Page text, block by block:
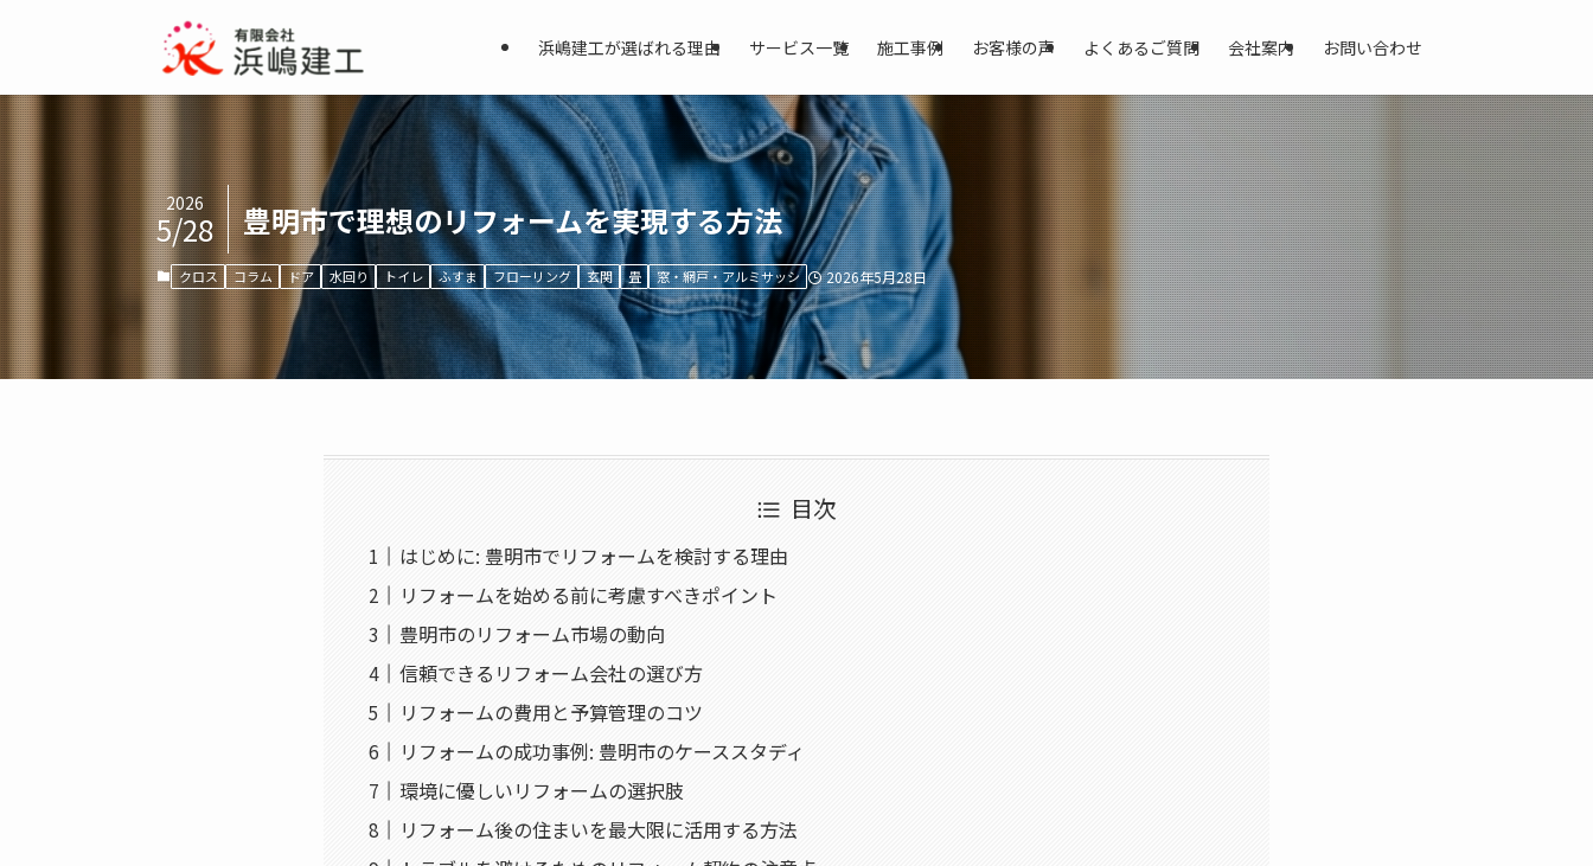
浜嶋建工が選ばれる理由 サービス一覧 施工事例 お客様の声 よくあるご質問 会社案内 お問い合わせ
豊明市で理想のリフォームを実現する方法
2026
5/28
クロス コラム ドア 水回り トイレ ふすま フローリング 玄関 畳 窓・網戸・アルミサッシ 2026年5月28日
目次
はじめに: 豊明市でリフォームを検討する理由
リフォームを始める前に考慮すべきポイント
豊明市のリフォーム市場の動向
信頼できるリフォーム会社の選び方
リフォームの費用と予算管理のコツ
リフォームの成功事例: 豊明市のケーススタディ
環境に優しいリフォームの選択肢
リフォーム後の住まいを最大限に活用する方法